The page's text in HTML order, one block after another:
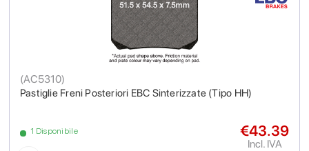
Pastiglie Freni Posteriori EBC Sinterizzate (Tipo HH)
(AC5310)
1 Disponibile €43.39
Incl. IVA